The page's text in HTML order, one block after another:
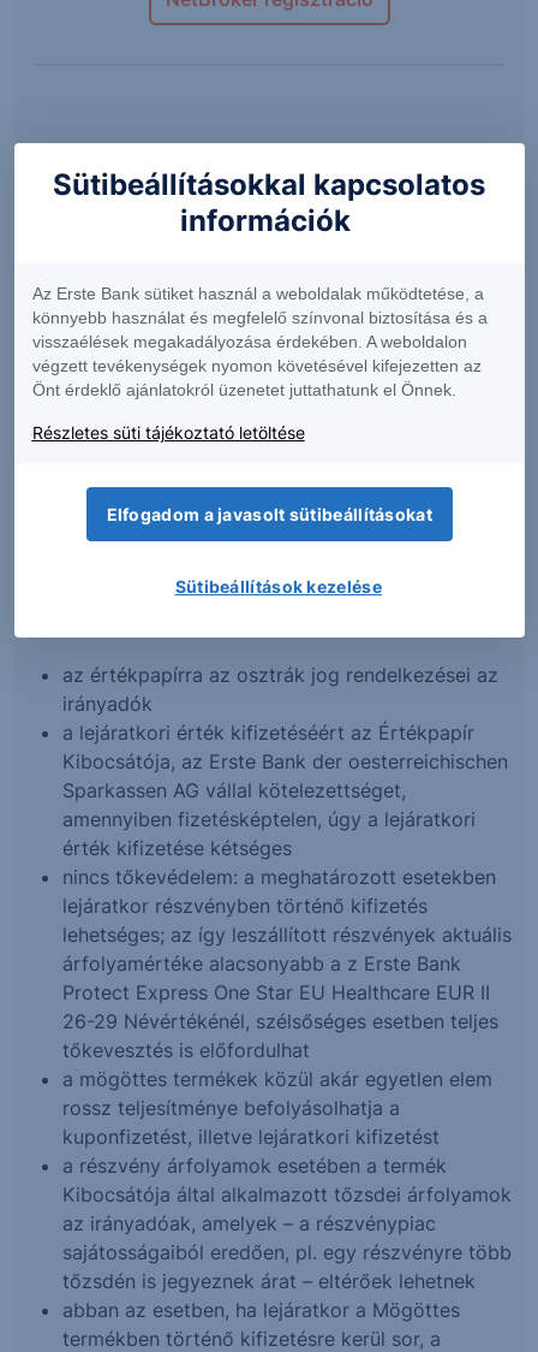
Másodlagos piac
Lejárat előtti értékesítésre korlátozottan van
Kibocsátó, valamint a Forgalmazó nem vállal
kötelezettséget. Ebből következően előfordulhat,
hogy Ön nem tudja vagy nem a szándékai szerint
tudja majd a futamidő alatt értékesíteni ezen
értékpapírjait.
kerül felszámításra, melynek mértékét a hatályos
Üzleti díjjegyzék tartalmazza. Tőzsdei értékesítés
esetén a díjakat a megbízott befektetési szolgáltató
hatályos Díjjegyzéke határozza meg.
az értékpapírra az osztrák jog rendelkezései az
irányadók
a lejáratkori érték kifizetéséért az Értékpapír
Kibocsátója, az Erste Bank der oesterreichischen
Sparkassen AG vállal kötelezettséget,
amennyiben fizetésképtelen, úgy a lejáratkori
érték kifizetése kétséges
nincs tőkevédelem: a meghatározott esetekben
lejáratkor részvényben történő kifizetés
lehetséges; az így leszállított részvények aktuális
árfolyamértéke alacsonyabb a z Erste Bank
Protect Express One Star EU Healthcare EUR II
26-29 Névértékénél, szélsőséges esetben teljes
tőkevesztés is előfordulhat
a mögöttes termékek közül akár egyetlen elem
rossz teljesítménye befolyásolhatja a
kuponfizetést, illetve lejáratkori kifizetést
a részvény árfolyamok esetében a termék
Kibocsátója által alkalmazott tőzsdei árfolyamok
az irányadóak, amelyek – a részvénypiac
sajátosságaiból eredően, pl. egy részvényre több
tőzsdén is jegyeznek árat – eltérőek lehetnek
abban az esetben, ha lejáratkor a Mögöttes
termékben történő kifizetésre kerül sor, a
Sütibeállításokkal kapcsolatos
információk
Az Erste Bank sütiket használ a weboldalak működtetése, a
könnyebb használat és megfelelő színvonal biztosítása és a
visszaélések megakadályozása érdekében. A weboldalon
végzett tevékenységek nyomon követésével kifejezetten az
Önt érdeklő ajánlatokról üzenetet juttathatunk el Önnek.
Részletes süti tájékoztató letöltése
Elfogadom a javasolt sütibeállításokat
Sütibeállítások kezelése